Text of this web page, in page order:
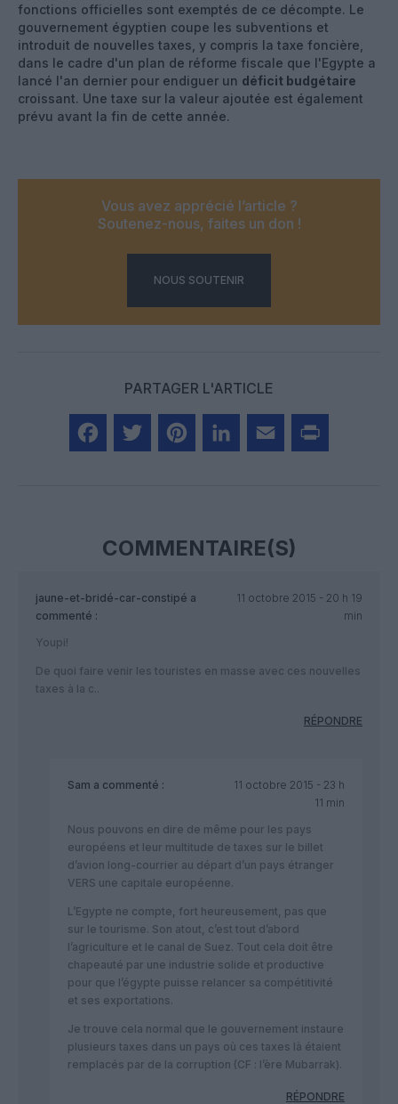
fonctions officielles sont exemptés de ce décompte. Le
gouvernement égyptien coupe les subventions et
introduit de nouvelles taxes, y compris la taxe foncière,
dans le cadre d'un plan de réforme fiscale que l'Egypte a
lancé l'an dernier pour endiguer un déficit budgétaire
croissant. Une taxe sur la valeur ajoutée est également
prévu avant la fin de cette année.
Vous avez apprécié l’article ?
Soutenez-nous, faites un don !
NOUS SOUTENIR
PARTAGER L'ARTICLE
COMMENTAIRE(S)
jaune-et-bridé-car-constipé a
commenté :
11 octobre 2015 - 20 h 19
min
Youpi!
De quoi faire venir les touristes en masse avec ces nouvelles
taxes à la c..
RÉPONDRE
Sam a commenté :
11 octobre 2015 - 23 h
11 min
Nous pouvons en dire de même pour les pays
européens et leur multitude de taxes sur le billet
d’avion long-courrier au départ d’un pays étranger
VERS une capitale européenne.
L’Egypte ne compte, fort heureusement, pas que
sur le tourisme. Son atout, c’est tout d’abord
l’agriculture et le canal de Suez. Tout cela doit être
chapeauté par une industrie solide et productive
pour que l’égypte puisse relancer sa compétitivité
et ses exportations.
Je trouve cela normal que le gouvernement instaure
plusieurs taxes dans un pays où ces taxes là étaient
remplacés par de la corruption (CF : l’ère Mubarrak).
RÉPONDRE